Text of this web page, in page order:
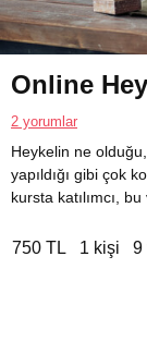
Online
2 yorumlar
Heykelin ne
yapıldığı gibi çok
kursta katılımcı,
750 TL 1 kişi 9